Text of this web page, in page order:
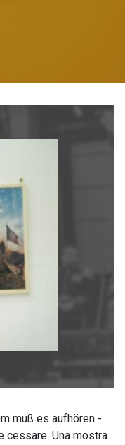
muß es aufhören -
cessare. Una mostra